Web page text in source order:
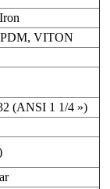
VITON
(ANSI 1 1/4 »)